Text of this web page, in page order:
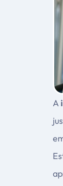
A